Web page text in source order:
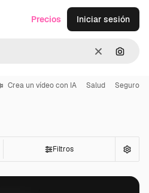
Borrar
Precios Iniciar sesión
Crea un vídeo con IA Salud Seguro
Filtros